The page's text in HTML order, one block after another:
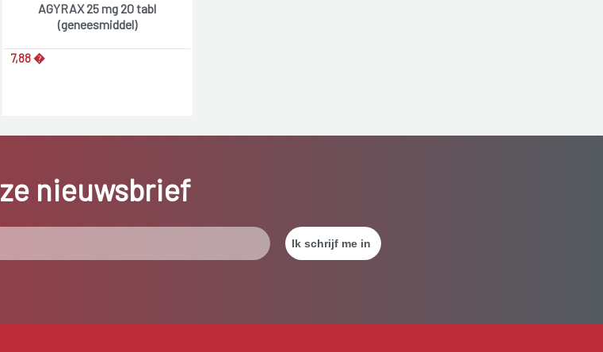
AGYRAX 25 mg 20 tabl
(geneesmiddel)
7,88 �
nieuwsbrief